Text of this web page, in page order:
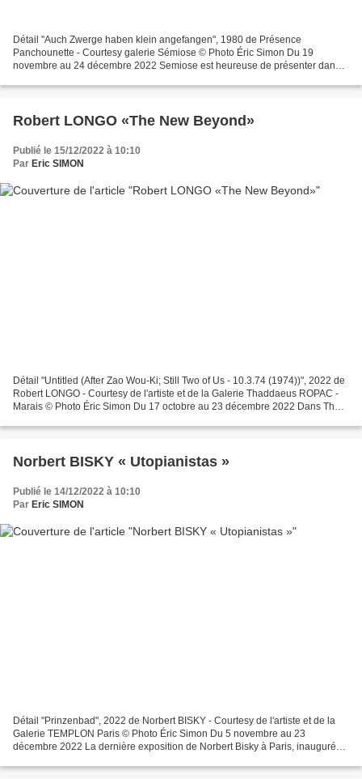
Détail "Auch Zwerge haben klein angefangen", 1980 de Présence
Panchounette - Courtesy galerie Sémiose © Photo Éric Simon Du 19
novembre au 24 décembre 2022 Semiose est heureuse de présenter dans
Robert LONGO «The New Beyond»
Publié le 15/12/2022 à 10:10
Par Eric SIMON
Détail "Untitled (After Zao Wou-Ki; Still Two of Us - 10.3.74 (1974))", 2022 de
Robert LONGO - Courtesy de l'artiste et de la Galerie Thaddaeus ROPAC -
Marais © Photo Éric Simon Du 17 octobre au 23 décembre 2022 Dans The
Norbert BISKY « Utopianistas »
Publié le 14/12/2022 à 10:10
Par Eric SIMON
Détail "Prinzenbad", 2022 de Norbert BISKY - Courtesy de l'artiste et de la
Galerie TEMPLON Paris © Photo Éric Simon Du 5 novembre au 23
décembre 2022 La dernière exposition de Norbert Bisky à Paris, inaugurée